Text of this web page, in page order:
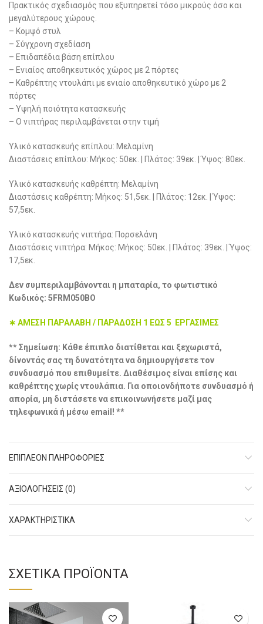
Πρακτικός σχεδιασμός που εξυπηρετεί τόσο μικρούς όσο και
μεγαλύτερους χώρους.
– Κομψό στυλ
– Σύγχρονη σχεδίαση
– Επιδαπέδια βάση επίπλου
– Ενιαίος αποθηκευτικός χώρος με 2 πόρτες
– Καθρέπτης ντουλάπι με ενιαίο αποθηκευτικό χώρο με 2
πόρτες
– Υψηλή ποιότητα κατασκευής
– Ο νιπτήρας περιλαμβάνεται στην τιμή
Yλικό κατασκευής επίπλου: Μελαμίνη
Διαστάσεις επίπλου: Μήκος: 50εκ. | Πλάτος: 39εκ. | Ύψος: 80εκ.
Yλικό κατασκευής καθρέπτη: Μελαμίνη
Διαστάσεις καθρέπτη: Μήκος: 51,5εκ. | Πλάτος: 12εκ. | Ύψος:
57,5εκ.
Υλικό κατασκευής νιπτήρα: Πορσελάνη
Διαστάσεις νιπτήρα: Μήκος: Μήκος: 50εκ. | Πλάτος: 39εκ. | Ύψος:
17,5εκ.
Δεν συμπεριλαμβάνονται η μπαταρία, το φωτιστικό
Κωδικός: 5FRM050BO
∗ ΑΜΕΣΗ ΠΑΡΑΛΑΒΗ / ΠΑΡΑΔΟΣΗ 1 ΕΩΣ 5 ΕΡΓΑΣΙΜΕΣ
** Σημείωση: Κάθε έπιπλο διατίθεται και ξεχωριστά,
δίνοντάς σας τη δυνατότητα να δημιουργήσετε τον
συνδυασμό που επιθυμείτε. Διαθέσιμος είναι επίσης και
καθρέπτης χωρίς ντουλάπια. Για οποιονδήποτε συνδυασμό ή
απορία, μη διστάσετε να επικοινωνήσετε μαζί μας
τηλεφωνικά ή μέσω email! **
ΕΠΙΠΛΈΟΝ ΠΛΗΡΟΦΟΡΊΕΣ
ΑΞΙΟΛΟΓΉΣΕΙΣ (0)
ΧΑΡΑΚΤHΡΙΣΤΙΚΑ
ΣΧΕΤΙΚΆ ΠΡΟΪΌΝΤΑ